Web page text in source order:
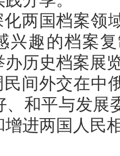
两国档案领
兴趣的档案
办历史档案展
间外交在中
、和平与发展
增进两国人民